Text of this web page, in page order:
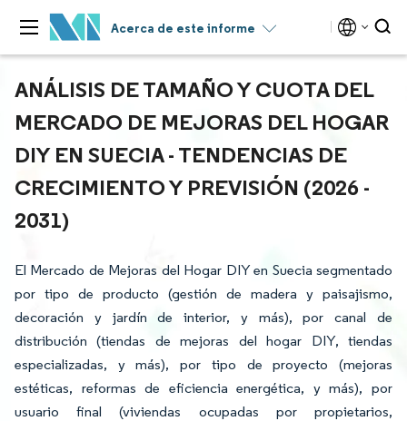
Acerca de este informe
ANÁLISIS DE TAMAÑO Y CUOTA DEL
MERCADO DE MEJORAS DEL HOGAR
DIY EN SUECIA - TENDENCIAS DE
CRECIMIENTO Y PREVISIÓN (2026 -
2031)
El Mercado de Mejoras del Hogar DIY en Suecia segmentado
por tipo de producto (gestión de madera y paisajismo,
decoración y jardín de interior, y más), por canal de
distribución (tiendas de mejoras del hogar DIY, tiendas
especializadas, y más), por tipo de proyecto (mejoras
estéticas, reformas de eficiencia energética, y más), por
usuario final (viviendas ocupadas por propietarios,